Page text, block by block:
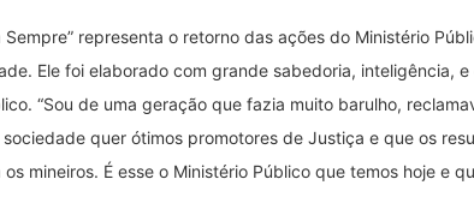
Sempre” representa o retorno das ações do Ministério
Ele foi elaborado com grande sabedoria, inteligência,
“Sou de uma geração que fazia muito barulho,
sociedade quer ótimos promotores de Justiça e que os
mineiros. É esse o Ministério Público que temos hoje e